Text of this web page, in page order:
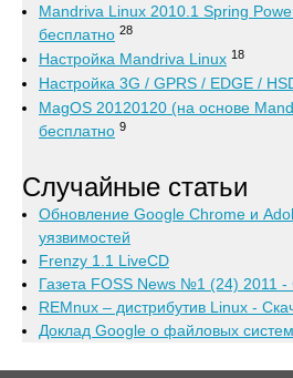
Mandriva Linux 2010.1 Spring
бесплатно 28
Настройка Mandriva Linux 18
Настройка 3G / GPRS / EDGE /
MagOS 20120120 (на основе
бесплатно 9
Случайные статьи
Обновление Google Chrome и
уязвимостей
Frenzy 1.1 LiveCD
Газета FOSS News №1 (24) 2011 -
REMnux – дистрибутив Linux -
Доклад Google о файловых